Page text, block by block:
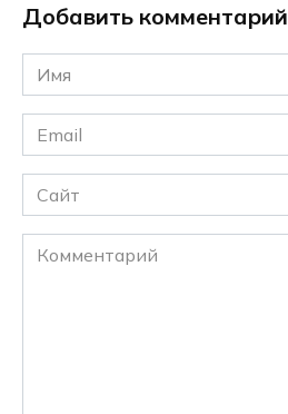
Добавить комментарий
Имя
*
Email
*
Сайт
Комментарий